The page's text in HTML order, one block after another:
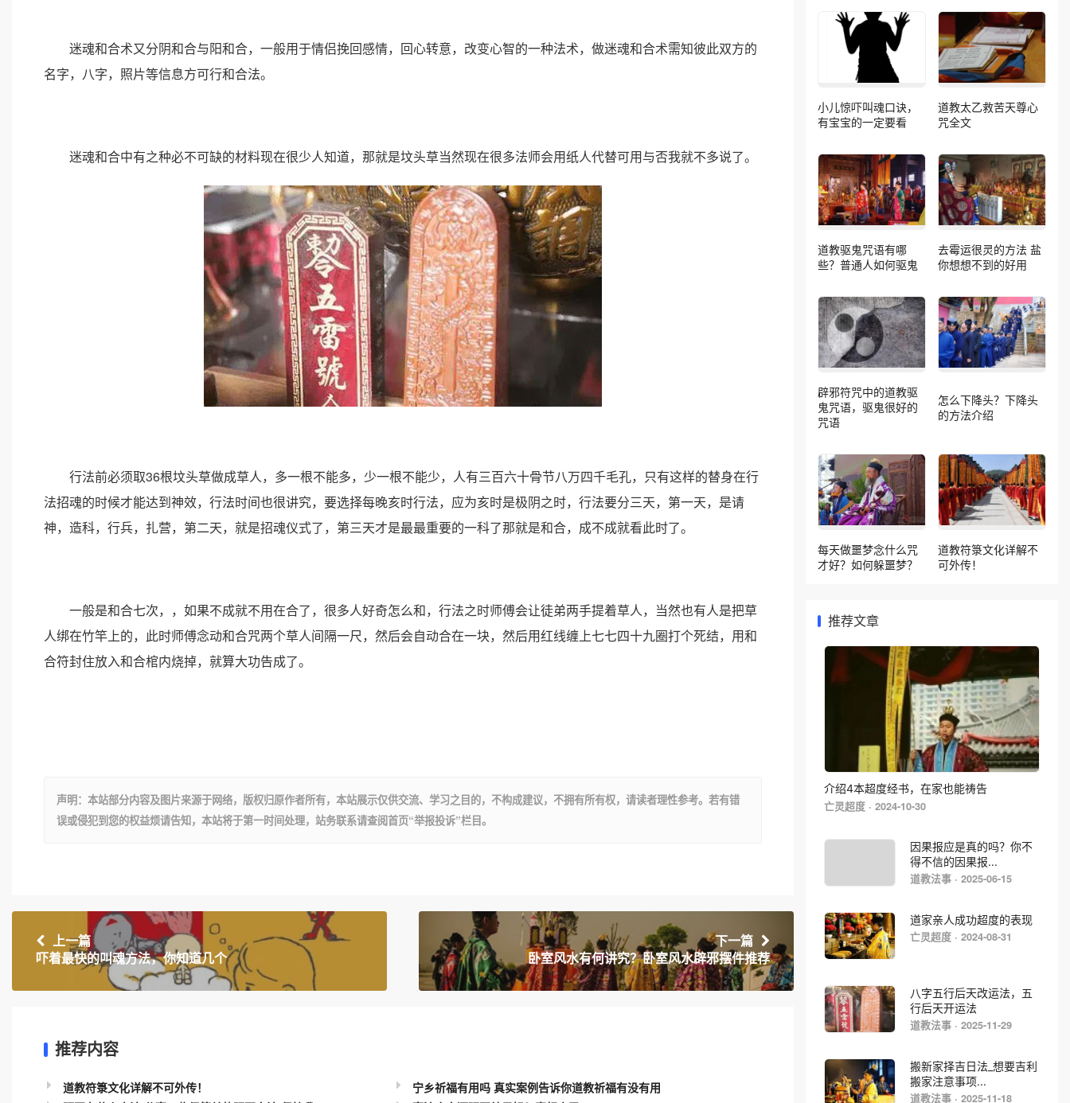
迷魂和合术又分阴和合与阳和合，一般用于情侣挽回感情，回心转意，改变心智的一种法术，做迷魂和合术需知彼此双方的
名字，八字，照片等信息方可行和合法。
迷魂和合中有之种必不可缺的材料现在很少人知道，那就是坟头草当然现在很多法师会用纸人代替可用与否我就不多说了。
行法前必须取36根坟头草做成草人，多一根不能多，少一根不能少，人有三百六十骨节八万四千毛孔，只有这样的替身在行
法招魂的时候才能达到神效，行法时间也很讲究，要选择每晚亥时行法，应为亥时是极阴之时，行法要分三天，第一天，是请
神，造科，行兵，扎营，第二天，就是招魂仪式了，第三天才是最最重要的一科了那就是和合，成不成就看此时了。
一般是和合七次，，如果不成就不用在合了，很多人好奇怎么和，行法之时师傅会让徒弟两手提着草人，当然也有人是把草
人绑在竹竿上的，此时师傅念动和合咒两个草人间隔一尺，然后会自动合在一块，然后用红线缠上七七四十九圈打个死结，用和
合符封住放入和合棺内烧掉，就算大功告成了。
声明：本站部分内容及图片来源于网络，版权归原作者所有，本站展示仅供交流、学习之目的，不构成建议，不拥有所有权，请读者理性参考。若有错
误或侵犯到您的权益烦请告知，本站将于第一时间处理，站务联系请查阅首页“举报投诉”栏目。
上一篇
吓着最快的叫魂方法，你知道几个
下一篇
卧室风水有何讲究？卧室风水辟邪摆件推荐
推荐内容
道教符箓文化详解不可外传！
宁乡祈福有用吗 真实案例告诉你道教祈福有没有用
小儿惊吓叫魂口诀，
有宝宝的一定要看
道教太乙救苦天尊心
咒全文
道教驱鬼咒语有哪
些？普通人如何驱鬼
去霉运很灵的方法 盐
你想想不到的好用
辟邪符咒中的道教驱
鬼咒语，驱鬼很好的
咒语
怎么下降头？下降头
的方法介绍
每天做噩梦念什么咒
才好？如何躲噩梦？
道教符箓文化详解不
可外传！
推荐文章
介绍4本超度经书，在家也能祷告
亡灵超度 · 2024-10-30
因果报应是真的吗？你不
得不信的因果报...
道教法事 · 2025-06-15
道家亲人成功超度的表现
亡灵超度 · 2024-08-31
八字五行后天改运法，五
行后天开运法
道教法事 · 2025-11-29
搬新家择吉日法_想要吉利
搬家注意事项...
道教法事 · 2025-11-18